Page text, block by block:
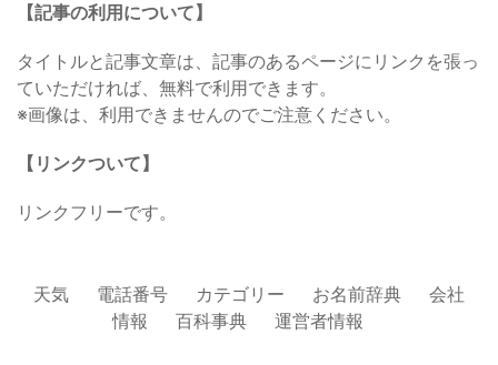
【記事の利用について】
タイトルと記事文章は、記事のあるページにリンクを張っ
ていただければ、無料で利用できます。
※画像は、利用できませんのでご注意ください。
【リンクついて】
リンクフリーです。
天気 電話番号 カテゴリー お名前辞典
会社
情報
百科事典 運営者情報